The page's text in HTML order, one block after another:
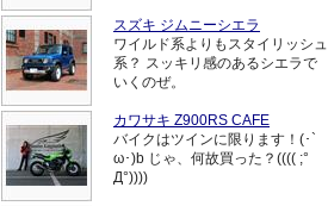
スズキ ジムニーシエラ
ワイルド系よりもスタイリッシュ
系？ スッキリ感のあるシエラで
いくのぜ。
カワサキ Z900RS CAFE
バイクはツインに限ります！(･`
ω･)b じゃ、何故買った？(((( ;°
Д°))))